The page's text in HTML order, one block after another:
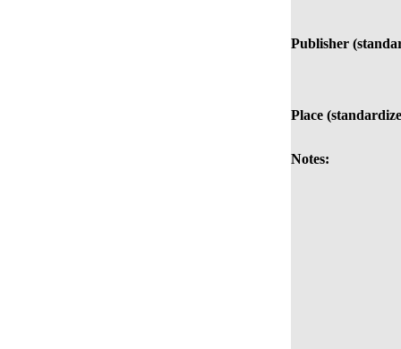
Publisher
Place
Notes: